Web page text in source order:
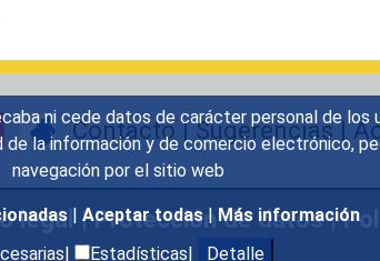
ni cede datos de carácter personal de
de la información y de comercio electrónico,
navegación por el sitio web
| Aceptar todas | Más información
Estadísticas| Detalle
Contacto|Sugerencias|
legal|Protección de datos|